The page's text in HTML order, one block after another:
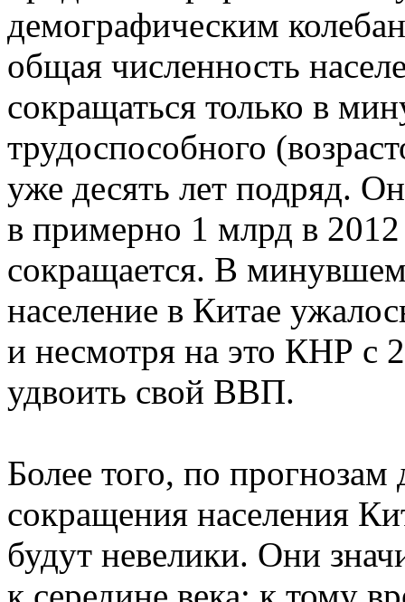
демографическим
общая численность
сокращаться только в
трудоспособного
уже десять лет подряд.
в примерно 1 млрд в 2012
сокращается. В
население в Китае
и несмотря на это КНР с
удвоить свой ВВП.
Более того, по
сокращения населения
будут невелики. Они